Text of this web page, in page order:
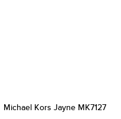
Michael Kors Jayne MK7127